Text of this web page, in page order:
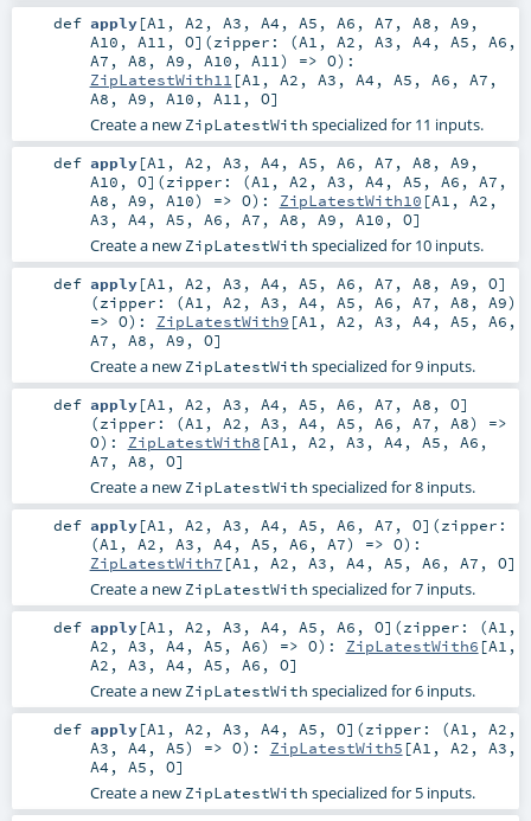
def apply[A1 , A2 , A3 , A4 , A5 , A6 , A7 , A8 , A9 ,
A10 , A11 , O] (zipper: (A1 , A2 , A3 , A4 , A5 , A6 ,
A7 , A8 , A9 , A10 , A11 ) => O) :
ZipLatestWith11 [A1 , A2 , A3 , A4 , A5 , A6 , A7 ,
A8 , A9 , A10 , A11 , O]
Create a new ZipLatestWith specialized for 11 inputs.
def apply[A1 , A2 , A3 , A4 , A5 , A6 , A7 , A8 , A9 ,
A10 , O] (zipper: (A1 , A2 , A3 , A4 , A5 , A6 , A7 ,
A8 , A9 , A10) => O) : ZipLatestWith10 [A1 , A2 ,
A3 , A4 , A5 , A6 , A7 , A8 , A9 , A10 , O]
Create a new ZipLatestWith specialized for 10 inputs.
def apply[A1 , A2 , A3 , A4 , A5 , A6 , A7 , A8 , A9 , O]
(zipper: (A1 , A2 , A3 , A4 , A5 , A6 , A7 , A8 , A9)
=> O) : ZipLatestWith9 [A1 , A2 , A3 , A4 , A5 , A6 ,
A7 , A8 , A9 , O]
Create a new ZipLatestWith specialized for 9 inputs.
def apply[A1 , A2 , A3 , A4 , A5 , A6 , A7 , A8 , O]
(zipper: (A1 , A2 , A3 , A4 , A5 , A6 , A7 , A8) =>
O) : ZipLatestWith8 [A1 , A2 , A3 , A4 , A5 , A6 ,
A7 , A8 , O]
Create a new ZipLatestWith specialized for 8 inputs.
def apply[A1 , A2 , A3 , A4 , A5 , A6 , A7 , O] (zipper:
(A1 , A2 , A3 , A4 , A5 , A6 , A7) => O) :
ZipLatestWith7 [A1 , A2 , A3 , A4 , A5 , A6 , A7 , O]
Create a new ZipLatestWith specialized for 7 inputs.
def apply[A1 , A2 , A3 , A4 , A5 , A6 , O] (zipper: (A1 ,
A2 , A3 , A4 , A5 , A6) => O) : ZipLatestWith6 [A1 ,
A2 , A3 , A4 , A5 , A6 , O]
Create a new ZipLatestWith specialized for 6 inputs.
def apply[A1 , A2 , A3 , A4 , A5 , O] (zipper: (A1 , A2 ,
A3 , A4 , A5) => O) : ZipLatestWith5 [A1 , A2 , A3 ,
A4 , A5 , O]
Create a newZipLatestWith specialized for 5 inputs.